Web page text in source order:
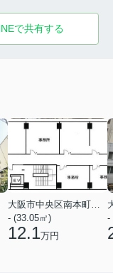
で共有する
大阪市中央区南本町２丁目
- (33.05㎡)
12.1万円
-